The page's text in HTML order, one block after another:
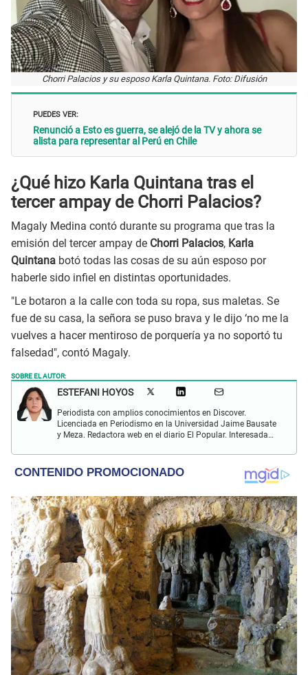
Chorri Palacios y su esposo Karla Quintana. Foto: Difusión
PUEDES VER:
Renunció a Esto es guerra, se alejó de la TV y ahora se
alista para representar al Perú en Chile
¿Qué hizo Karla Quintana tras el
tercer ampay de Chorri Palacios?
Magaly Medina contó durante su programa que tras la
emisión del tercer ampay de Chorri Palacios, Karla
Quintana botó todas las cosas de su aún esposo por
haberle sido infiel en distintas oportunidades.
"Le botaron a la calle con toda su ropa, sus maletas. Se
fue de su casa, la señora se puso brava y le dijo ‘no me la
vuelves a hacer mentiroso de porquería ya no soportó tu
falsedad", contó Magaly.
SOBRE EL AUTOR:
ESTEFANI HOYOS
Periodista con amplios conocimientos en Discover.
Licenciada en Periodismo en la Universidad Jaime Bausate
y Meza. Redactora web en el diario El Popular. Interesada
internacional; tendencias, películas y series.